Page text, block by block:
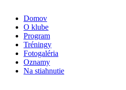
Domov
O klube
Program
Tréningy
Fotogaléria
Oznamy
Na stiahnutie